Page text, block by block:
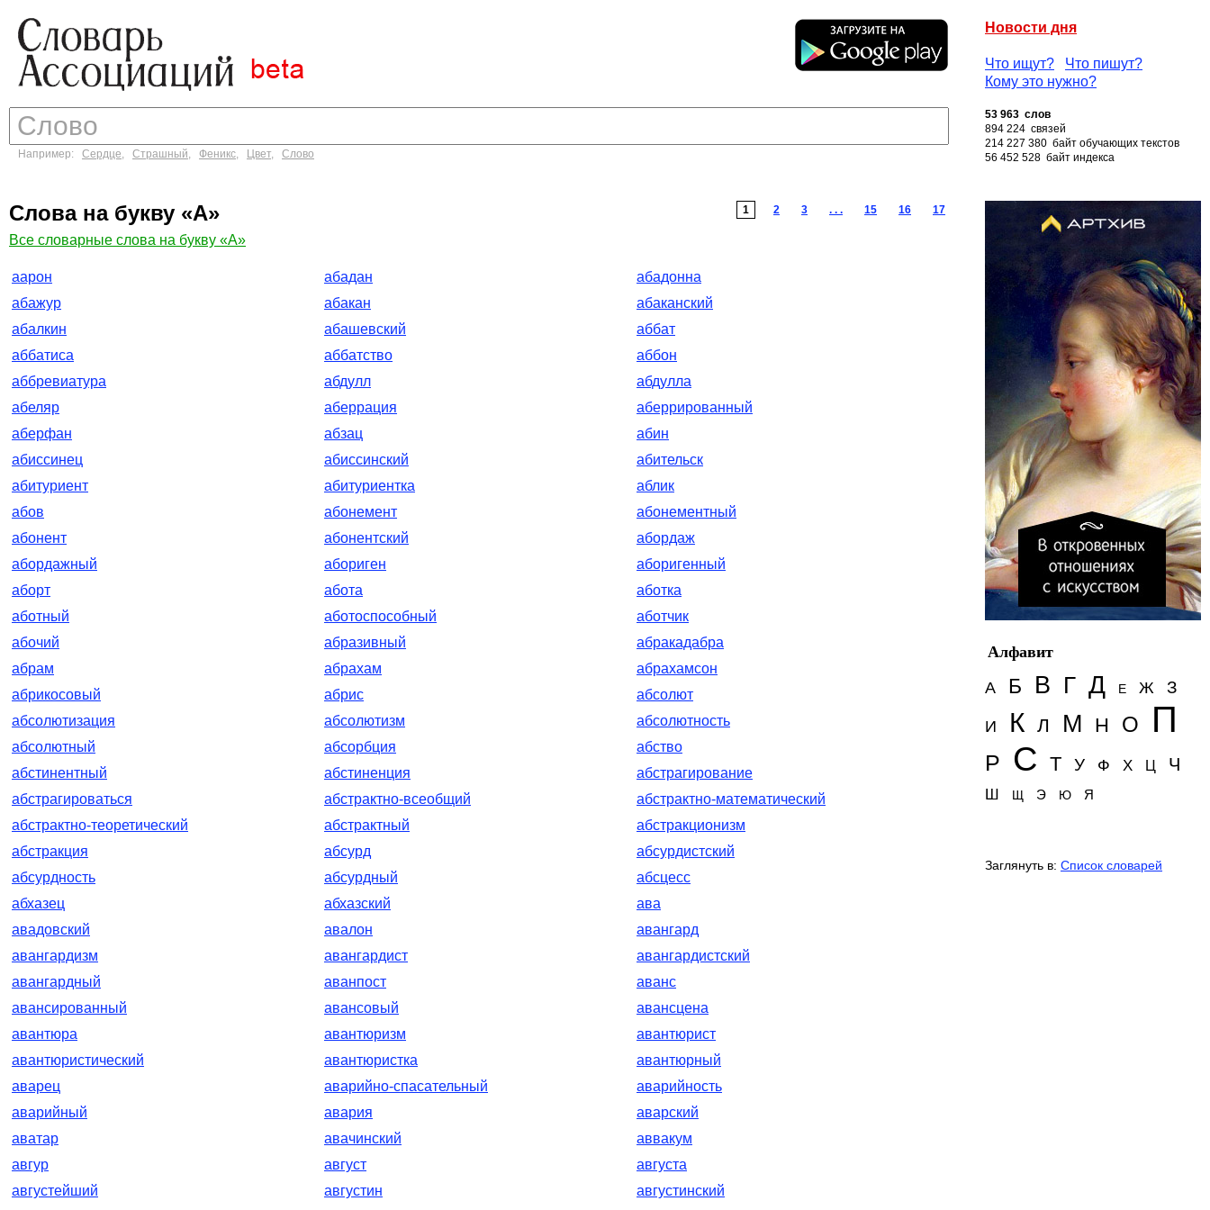
Новости дня
Что ищут?
Что пишут?
Кому это нужно?
Например: Сердце, Страшный, Феникс, Цвет, Слово
53 963 слов
894 224 связей
214 227 380 байт обучающих текстов
56 452 528 байт индекса
Слова на букву «А» 1 2 3 . . . 15 16 17
Все словарные слова на букву «А»
аарон абадан
абадонна
абажур
абакан
абаканский
абалкин
абашевский
аббат
аббатиса
аббатство
аббон
аббревиатура
абдулл
абдулла
абеляр
аберрация
аберрированный
аберфан
абзац
абин
абиссинец
абиссинский
абительск
абитуриент
абитуриентка
аблик
абов
абонемент
абонементный
абонент
абонентский
абордаж
абордажный
абориген
аборигенный
аборт
абота
аботка
аботный
аботоспособный
аботчик
абочий
абразивный
абракадабра
абрам
абрахам
абрахамсон
абрикосовый
абрис
абсолют
абсолютизация
абсолютизм
абсолютность
абсолютный
абсорбция
абство
абстинентный
абстиненция
абстрагирование
абстрагироваться
абстрактно-всеобщий
абстрактно-математический
абстрактно-теоретический
абстрактный
абстракционизм
абстракция
абсурд
абсурдистский
абсурдность
абсурдный
абсцесс
абхазец
абхазский
ава
авадовский
авалон
авангард
авангардизм
авангардист
авангардистский
авангардный
аванпост
аванс
авансированный
авансовый
авансцена
авантюра
авантюризм
авантюрист
авантюристический
авантюристка
авантюрный
аварец
аварийно-спасательный
аварийность
аварийный
авария
аварский
аватар
авачинский
аввакум
авгур
август
августа
августейший
августин
августинский
Алфавит
А
Б В Г Д Е Ж З
И К Л М Н О П
Р С Т У Ф Х Ц Ч
Ш Щ Э Ю Я
Заглянуть в: Список словарей